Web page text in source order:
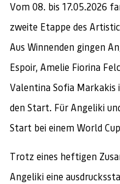
Vom 08. bis 17.05.2026
zweite Etappe des
Aus Winnenden gingen
Espoir, Amelie Fiorina
Valentina Sofia Markakis
den Start. Für Angeliki
Start bei einem World
Trotz eines heftigen
Angeliki eine